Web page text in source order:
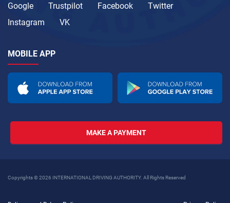
Google Trustpilot Facebook
Twitter
Instagram
VK
MOBILE APP
MAKE A PAYMENT
Copyrights © 2026 INTERNATIONAL DRIVING AUTHORITY. All Rights Reserved